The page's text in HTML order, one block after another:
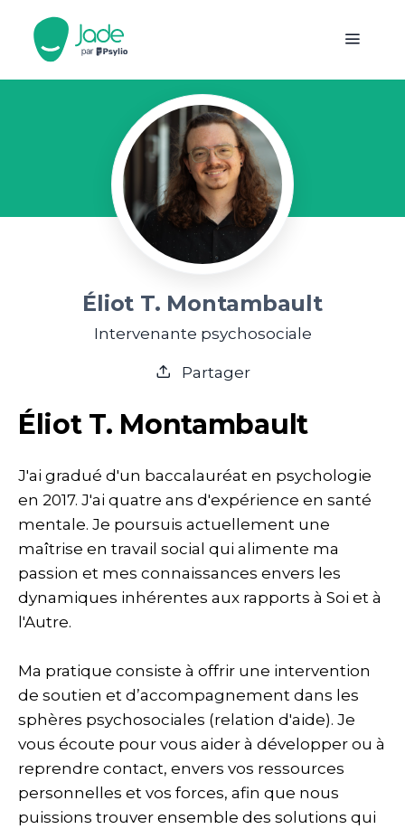
Éliot T. Montambault
Intervenante psychosociale
Partager
Éliot T. Montambault
J'ai gradué d'un baccalauréat en psychologie
en 2017. J'ai quatre ans d'expérience en santé
mentale. Je poursuis actuellement une
maîtrise en travail social qui alimente ma
passion et mes connaissances envers les
dynamiques inhérentes aux rapports à Soi et à
l'Autre.
Ma pratique consiste à offrir une intervention
de soutien et d’accompagnement dans les
sphères psychosociales (relation d'aide). Je
vous écoute pour vous aider à développer ou à
reprendre contact, envers vos ressources
personnelles et vos forces, afin que nous
puissions trouver ensemble des solutions qui